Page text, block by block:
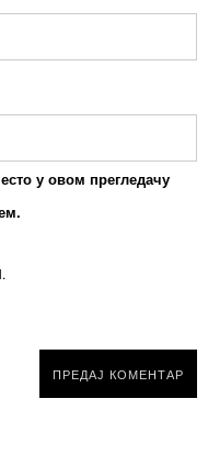
у овом прегледачу